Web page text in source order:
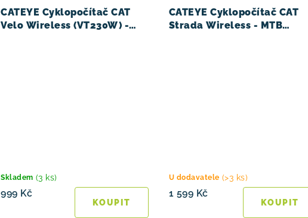
ůCATEYE Cyklopočítač CAT
Velo Wireless (VT230W) -
Skladem (3 ks)
999 Kč
CATEYE Cyklopočítač CAT
Strada Wireless - MTB
U dodavatele (>3 ks)
1 599 Kč